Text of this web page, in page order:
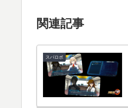
関連記事
スパロボ